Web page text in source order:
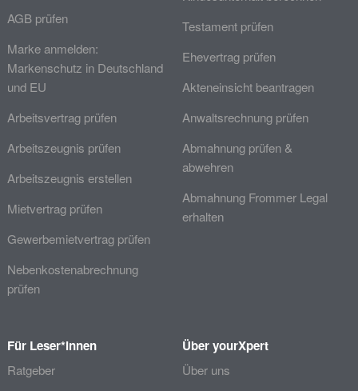
AGB prüfen
Marke anmelden:
Markenschutz in Deutschland
und EU
Arbeitsvertrag prüfen
Arbeitszeugnis prüfen
Arbeitszeugnis erstellen
Mietvertrag prüfen
Gewerbemietvertrag prüfen
Nebenkostenabrechnung
prüfen
Testament prüfen
Ehevertrag prüfen
Akteneinsicht beantragen
Anwaltsrechnung prüfen
Abmahnung prüfen &
abwehren
Abmahnung Frommer Legal
erhalten
Für Leser*innen
Ratgeber
Über yourXpert
Über uns